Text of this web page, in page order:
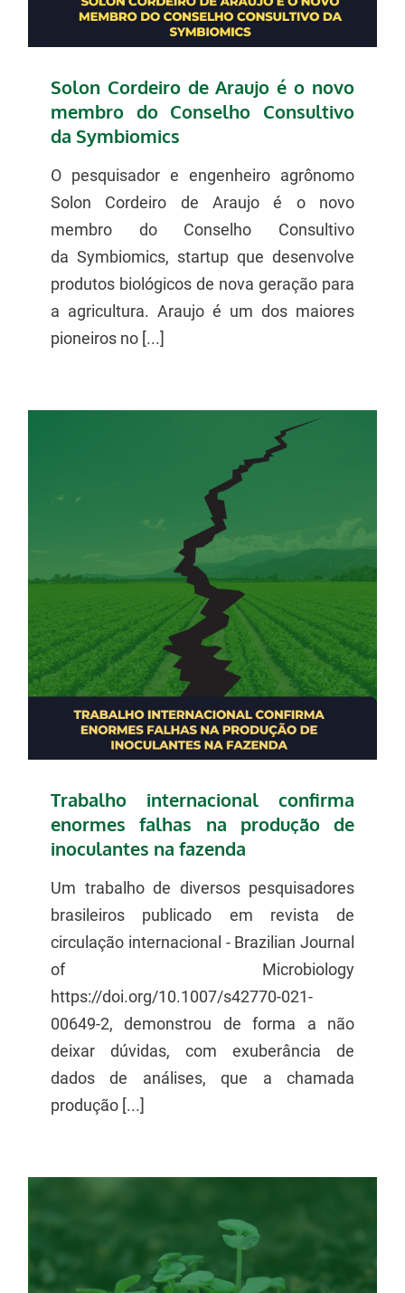
Solon Cordeiro de Araujo é o novo
membro do Conselho Consultivo
da Symbiomics
O pesquisador e engenheiro agrônomo
Solon Cordeiro de Araujo é o novo
membro do Conselho Consultivo
da Symbiomics, startup que desenvolve
produtos biológicos de nova geração para
a agricultura. Araujo é um dos maiores
pioneiros no [...]
Trabalho internacional confirma
enormes falhas na produção de
inoculantes na fazenda
Um trabalho de diversos pesquisadores
brasileiros publicado em revista de
circulação internacional - Brazilian Journal
of Microbiology
https://doi.org/10.1007/s42770-021-
00649-2, demonstrou de forma a não
deixar dúvidas, com exuberância de
dados de análises, que a chamada
produção [...]